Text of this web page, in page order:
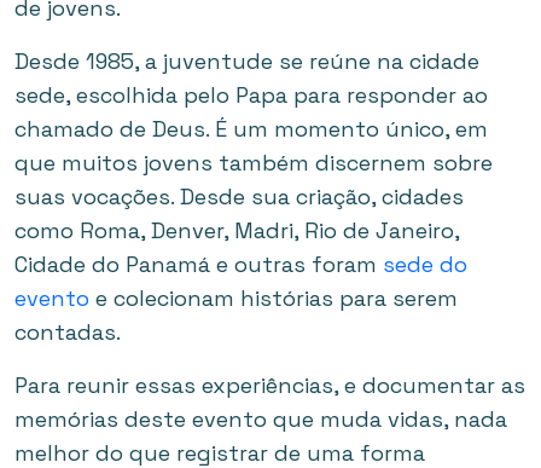
de jovens.
Desde 1985, a juventude se reúne na cidade
sede, escolhida pelo Papa para responder ao
chamado de Deus. É um momento único, em
que muitos jovens também discernem sobre
suas vocações. Desde sua criação, cidades
como Roma, Denver, Madri, Rio de Janeiro,
Cidade do Panamá e outras foram sede do
evento e colecionam histórias para serem
contadas.
Para reunir essas experiências, e documentar as
memórias deste evento que muda vidas, nada
melhor do que registrar de uma forma